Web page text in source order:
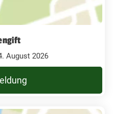
August 2026